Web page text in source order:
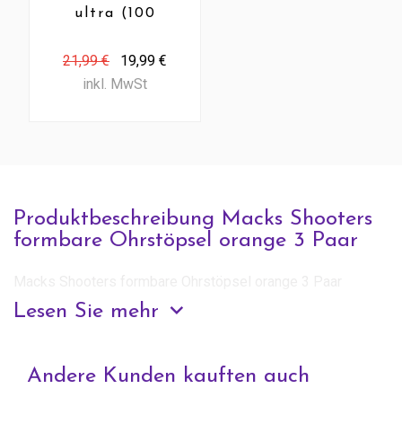
Produktbeschreibung Macks Shooters
formbare Ohrstöpsel orange 3 Paar
Lesen Sie mehr
ultra (100
21,99 €
19,99 €
inkl. MwSt
Andere Kunden kauften auch